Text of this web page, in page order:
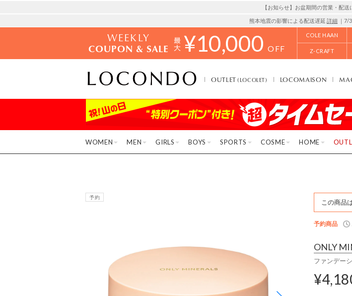
【お知らせ】お盆期間の営業・配
熊本地震の影響による配送遅延 詳細 ｜7/
WEEKLY
COUPON & SALE ¥10,000 OFF
COLE HAAN
Z-CRAFT
OUTLET(LOCOLET) LOCOMAISON
WOMEN MEN GIRLS BOYS SPORTS COSME HOME
この商品
予約商品
ONLY
ファンデー